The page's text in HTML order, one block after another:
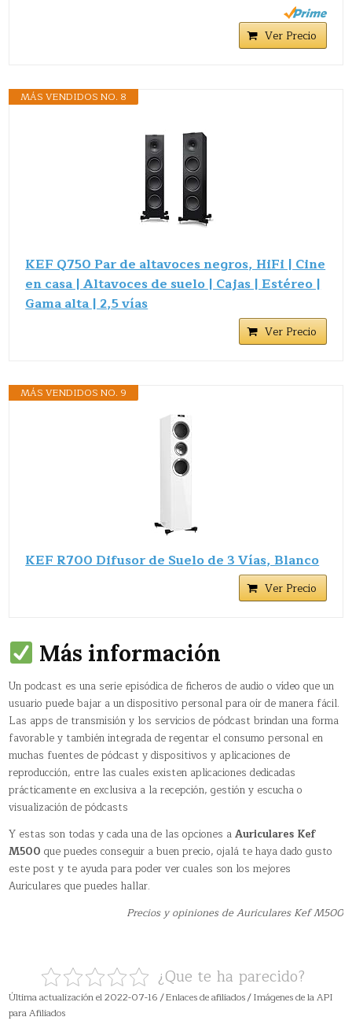
Ver Precio
MÁS VENDIDOS NO. 8
KEF Q750 Par de altavoces negros, HiFi | Cine
en casa | Altavoces de suelo | Cajas | Estéreo |
Gama alta | 2,5 vías
Ver Precio
MÁS VENDIDOS NO. 9
KEF R700 Difusor de Suelo de 3 Vías, Blanco
Ver Precio
Más información
Un podcast​ es una serie episódica de ficheros de audio o vídeo que un
usuario puede bajar a un dispositivo personal para oír de manera fácil.
Las apps de transmisión y los servicios de pódcast brindan una forma
favorable y también integrada de regentar el consumo personal en
muchas fuentes de pódcast y dispositivos y aplicaciones de
reproducción, entre las cuales existen aplicaciones dedicadas
prácticamente en exclusiva a la recepción, gestión y escucha o
visualización de pódcasts
Y estas son todas y cada una de las opciones aAuriculares Kef
M500 que puedes conseguir a buen precio, ojalá te haya dado gusto
este post y te ayuda para poder ver cuales son los mejores
Auriculares que puedes hallar.
Precios y opiniones de Auriculares Kef M500
¿Que te ha parecido?
Última actualización el 2022-07-16 / Enlaces de afiliados / Imágenes de la API
para Afiliados